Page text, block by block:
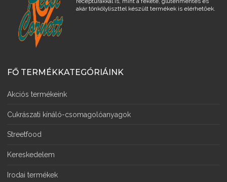
akár tönkölyliszttel készült termékek is elérhetőek.
FŐ TERMÉKKATEGÓRIÁINK
Akciós termékeink
Cukrászati kínáló-csomagolóanyagok
Streetfood
Kereskedelem
Irodai termékek